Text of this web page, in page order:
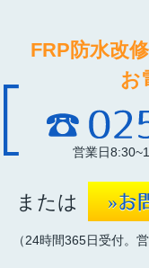
FRP防水改
お
営業日
または »お
（24時間365日受付。